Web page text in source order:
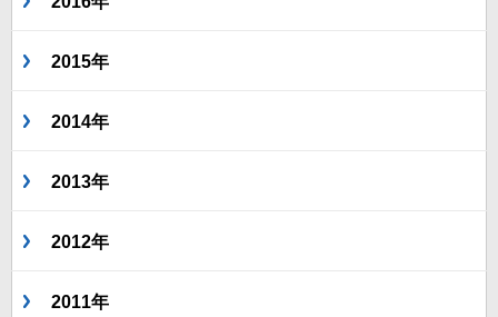
2015年
2014年
2013年
2012年
2011年